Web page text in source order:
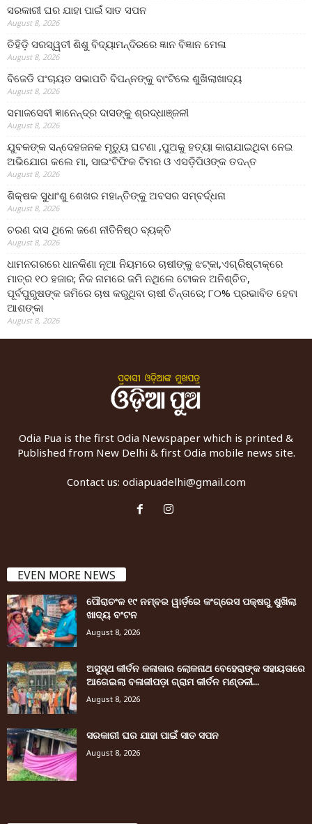
ସରକାରୀ ଘର ଯାହା ପାଇଁ ସାତ ସପନ
August 8, 2026
ତିହିଡି଼ ସରସ୍ୱତୀ ଶିଶୁ ବିଦ୍ୟାମନ୍ଦିରରେ ଜ୍ଞାନ ବିଜ୍ଞାନ ମେଳା
August 8, 2026
ବିଜେଡି ପଂଚାୟତ ସଭାପତି ବିପନ୍ନଙ୍କୁ ବାଂଟିଲେ ଶୁଖିଲାଖାଦ୍ୟ
August 8, 2026
ସମାଜସେବୀ ଜ୍ଞାନେନ୍ଦ୍ର ଦାସଙ୍କୁ ଶ୍ରଦ୍ଧାଞ୍ଜଳୀ
August 8, 2026
ଯୁବକଙ୍କ ସନ୍ଦେହଜନକ ମୃତ୍ୟୁ ଘଟଣା ,ପୁଅକୁ ହତ୍ୟା କାରାଯାଇଥିବା ନେଇ
ଅଭିଯୋଗ କଲେ ମା, ସାଇଂଟିଫିକ ଟିମର ଓ ଏସଡ଼ିପିଓଙ୍କ ତଦନ୍ତ
August 8, 2026
ଶିକ୍ଷକ ସୁଧାଂଶୁ ଶେଖର ମହାନ୍ତିଙ୍କୁ ଅବସର ସମ୍ବର୍ଦ୍ଧନା
August 8, 2026
ଚରଣ ଦାସ ଥିଲେ ଜଣେ ନୀତିନିଷ୍ଠ ବ୍ୟକ୍ତି
August 8, 2026
ଧାମନଗରରେ ଧାନକିଣା ନୂଆ ନିୟମରେ ଚାଷୀଙ୍କୁ ଝଟ୍‌କା,ଏଗ୍ରିଷ୍ଟାକ୍‌ରେ
ମାତ୍ର ୧୦ ହଜାର; ନିଜ ନାମରେ ଜମି ନଥିଲେ ଟୋକନ ଅନିଶ୍ଚିତ,
ପୂର୍ବପୁରୁଷଙ୍କ ଜମିରେ ଚାଷ କରୁଥିବା ଚାଷୀ ଚିନ୍ତାରେ; ୮୦% ପ୍ରଭାବିତ ହେବା
ଆଶଙ୍କା
August 8, 2026
Odia Pua is the first Odia Newspaper which is printed &
Published from New Delhi & first Odia mobile news site.
Contact us: odiapuadelhi@gmail.com
EVEN MORE NEWS
ପୌରାଚଂଳ ୧୯ ନମ୍ବର ୱାର୍ଡ଼ରେ କଂଗ୍ରେସ ପକ୍ଷରୁ ଶୁଖିଲା
ଖାଦ୍ୟ ବଂଟନ
August 8, 2026
ଅସୁସ୍ଥ କୀର୍ତନ କଳାକାର ଲୋକନାଥ ବେହେରାଙ୍କ ସହାୟତାରେ
ଆଗେଇଲା ବଳାଜୀପଡ଼ା ଗ୍ରାମ କୀର୍ତନ ମଣ୍ଡଳୀ...
August 8, 2026
ସରକାରୀ ଘର ଯାହା ପାଇଁ ସାତ ସପନ
August 8, 2026